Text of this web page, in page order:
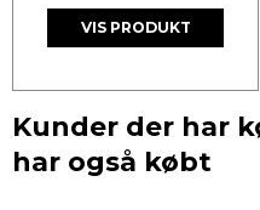
VIS PRODUKT
Kunder der har
har også købt